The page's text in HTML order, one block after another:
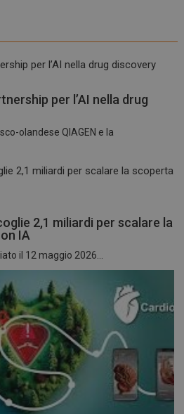
per l’AI nella drug
olandese QIAGEN e la
2,1 miliardi per scalare la
IA
il 12 maggio 2026...